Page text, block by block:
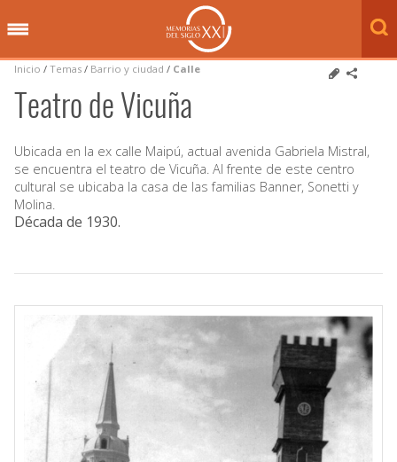
Inicio / Temas / Barrio y ciudad / Calle
Teatro de Vicuña
Ubicada en la ex calle Maipú, actual avenida Gabriela Mistral,
se encuentra el teatro de Vicuña. Al frente de este centro
cultural se ubicaba la casa de las familias Banner, Sonetti y
Molina.
Década de 1930.